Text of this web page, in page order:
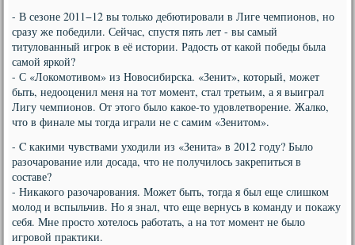
- В сезоне 2011−12 вы только дебютировали в Лиге чемпионов, но
сразу же победили. Сейчас, спустя пять лет - вы самый
титулованный игрок в её истории. Радость от какой победы была
самой яркой?
- С «Локомотивом» из Новосибирска. «Зенит», который, может
быть, недооценил меня на тот момент, стал третьим, а я выиграл
Лигу чемпионов. От этого было какое-то удовлетворение. Жалко,
что в финале мы тогда играли не с самим «Зенитом».
- C какими чувствами уходили из «Зенита» в 2012 году? Было
разочарование или досада, что не получилось закрепиться в
составе?
- Никакого разочарования. Может быть, тогда я был еще слишком
молод и вспыльчив. Но я знал, что еще вернусь в команду и покажу
себя. Мне просто хотелось работать, а на тот момент не было
игровой практики.